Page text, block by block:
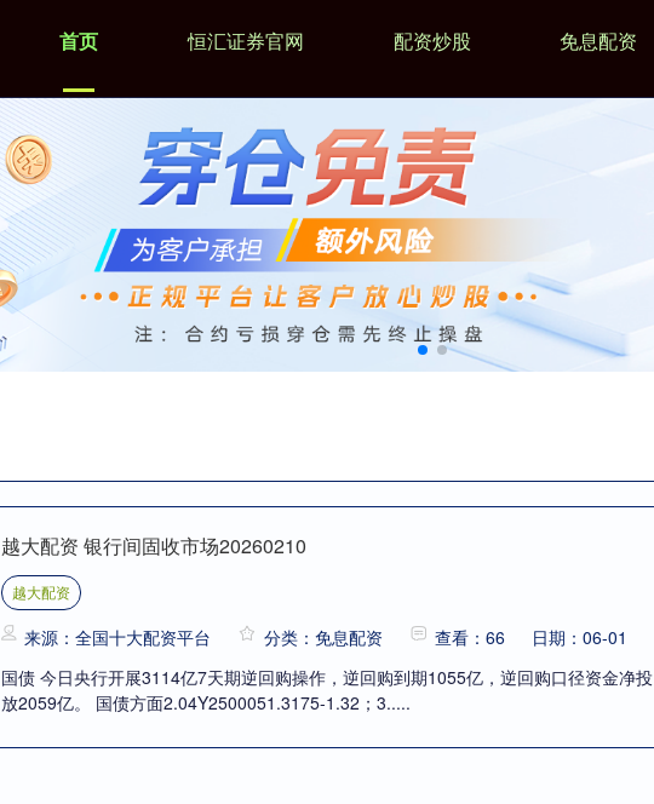
首页 恒汇证券官网 配资炒股 免息配资
越大配资 银行间固收市场20260210
越大配资
来源：全国十大配资平台 分类：免息配资 查看：66
日期：06-01
国债 今日央行开展3114亿7天期逆回购操作，逆回购到期1055亿，逆回购口径资金净投
放2059亿。 国债方面2.04Y2500051.3175-1.32；3.....